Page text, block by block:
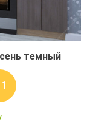
темный